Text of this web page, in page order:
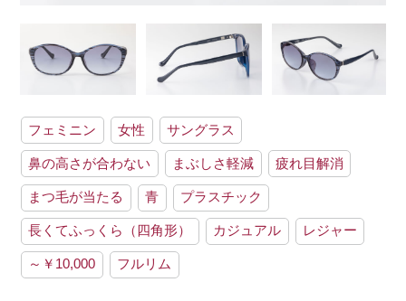
フェミニン 女性 サングラス
鼻の高さが合わない まぶしさ軽減 疲れ目解消
まつ毛が当たる 青 プラスチック
長くてふっくら（四角形） カジュアル レジャー
～￥10,000 フルリム